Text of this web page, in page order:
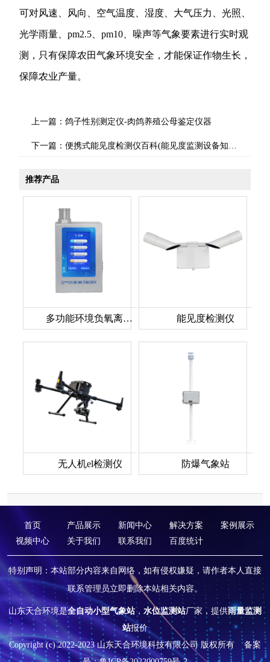
可对风速、风向、空气温度、湿度、大气压力、光照、
光学雨量、pm2.5、pm10、噪声等气象要素进行实时观
测，只有保障农田气象环境安全，才能保证作物生长，
保障农业产量。
上一篇： 鸽子性别测定仪-肉鸽养殖公母鉴定仪器
下一篇： 便携式能见度检测仪百科(能见度监测设备知识点)
推荐产品
多功能环境负氧离子检测仪 能见度检测仪
无人机el检测仪 防爆气象站
首页 产品展示 新闻中心 解决方案
案例展示
视频中心
关于我们 联系我们 百度统计
特别声明：本站部分内容来自网络，如有侵权嫌疑，请作者本人直接
联系管理员立即删除本站相关内容。
山东天合环境是全自动小型气象站， 水位监测站厂家，提供雨量监测
站报价
Copyright (c) 2022-2023 山东天合环境科技有限公司 版权所有备案